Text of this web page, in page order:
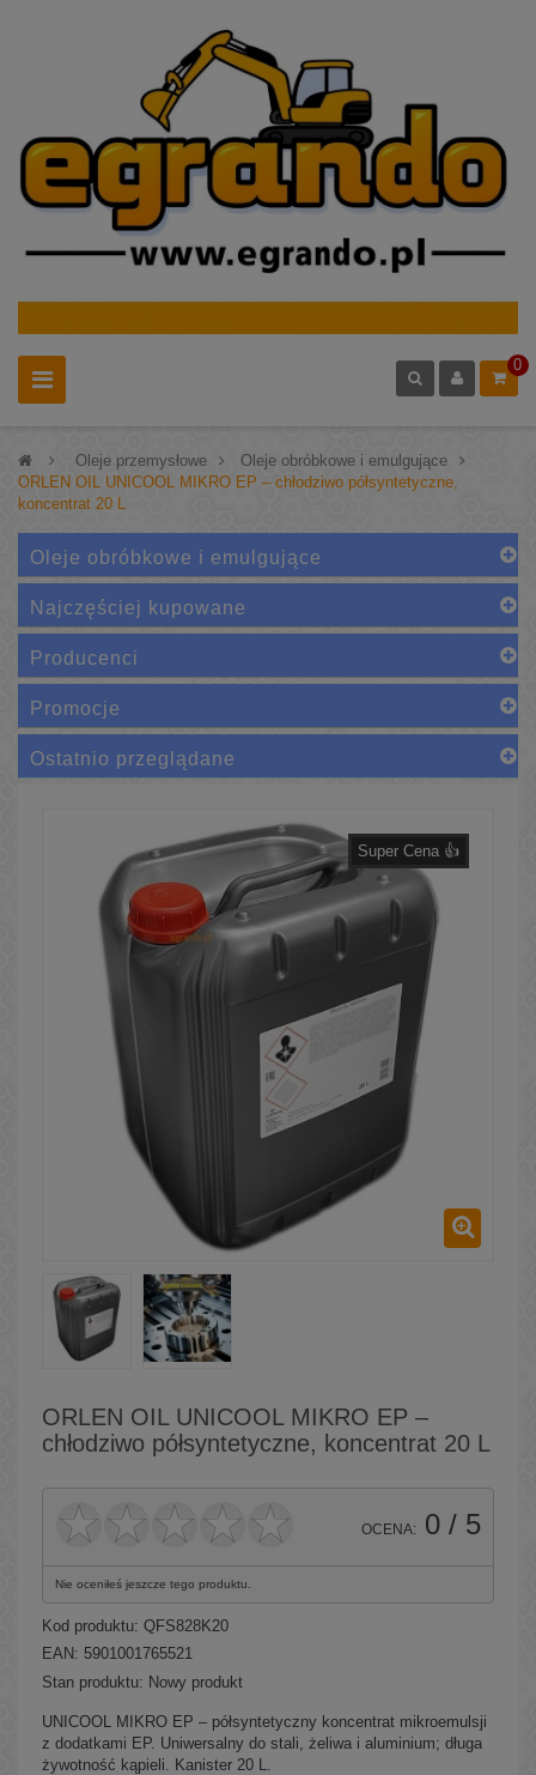
0
> Oleje przemysłowe > Oleje obróbkowe i emulgujące
>
ORLEN OIL UNICOOL MIKRO EP – chłodziwo półsyntetyczne,
koncentrat 20 L
Oleje obróbkowe i emulgujące
Najczęściej kupowane
Producenci
Promocje
Ostatnio przeglądane
Super Cena 👍
ORLEN OIL UNICOOL MIKRO EP –
chłodziwo półsyntetyczne, koncentrat 20 L
OCENA: 0 / 5
Nie oceniłeś jeszcze tego produktu.
Kod produktu: QFS828K20
EAN: 5901001765521
Stan produktu: Nowy produkt
UNICOOL MIKRO EP – półsyntetyczny koncentrat mikroemulsji
z dodatkami EP. Uniwersalny do stali, żeliwa i aluminium; długa
żywotność kąpieli. Kanister 20 L.